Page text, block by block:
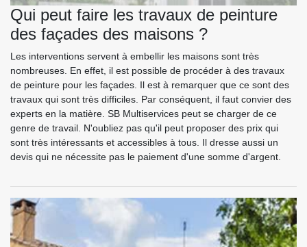
Qui peut faire les travaux de peinture
des façades des maisons ?
Les interventions servent à embellir les maisons sont très
nombreuses. En effet, il est possible de procéder à des travaux
de peinture pour les façades. Il est à remarquer que ce sont des
travaux qui sont très difficiles. Par conséquent, il faut convier des
experts en la matière. SB Multiservices peut se charger de ce
genre de travail. N'oubliez pas qu'il peut proposer des prix qui
sont très intéressants et accessibles à tous. Il dresse aussi un
devis qui ne nécessite pas le paiement d'une somme d'argent.